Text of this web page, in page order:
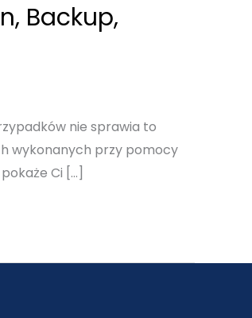
Backup,
nie sprawia to
wykonanych przy pomocy
Ci […]